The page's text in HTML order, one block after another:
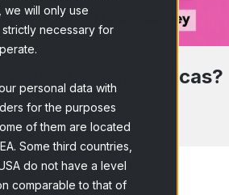
we will only use
necessary for
personal data with
for the purposes
of them are located
Some third countries,
do not have a level
comparable to that of
encuestas académicas?